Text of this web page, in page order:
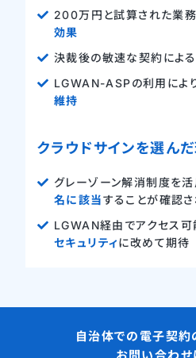
200万円と試算された業
効果
決裁後の敏速な契約による
LGWAN-ASPの利用によ
維持
クラウドサインを選ん
グレーゾーン解消制度を活
名に該当することが確認
LGWAN経由でアクセス可
セキュリティに改めて期待
自治体での電子契約